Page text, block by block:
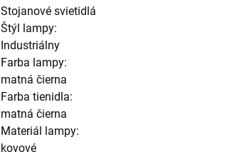
Stojanové svietidlá
Štýl lampy:
Industriálny
Farba lampy:
matná čierna
Farba tienidla:
matná čierna
Materiál lampy:
kovové